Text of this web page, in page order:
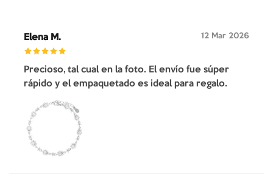
Elena M. 12 Mar 2026
Precioso, tal cual en la foto. El envío fue súper
rápido y el empaquetado es ideal para regalo.